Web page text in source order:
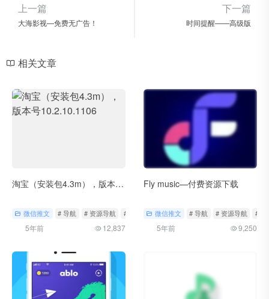
上一篇
大海影视—免费无广告！
下一篇
时间提醒——高级版
相关文章
淘宝（安装包4.3m），版本号10.2.10.1106
微信推文 # 导航 # 资源导航 # 轻工具
5年前 12,837
Fly music—付费资源下载
微信推文 # 导航 # 资源导航 # 轻
5年前 9,250